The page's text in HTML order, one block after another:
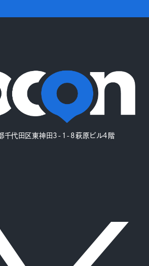
代田区東神田3-1-8萩原ビル4階